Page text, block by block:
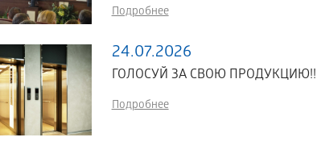
Подробнее
24.07.2026
ГОЛОСУЙ ЗА СВОЮ
Подробнее